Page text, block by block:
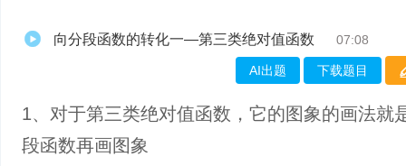
向分段函数的转化一—第三类绝对值函数 07:08
AI出题 下载题目
1、对于第三类绝对值函数，它的图象的画法就
段函数再画图象